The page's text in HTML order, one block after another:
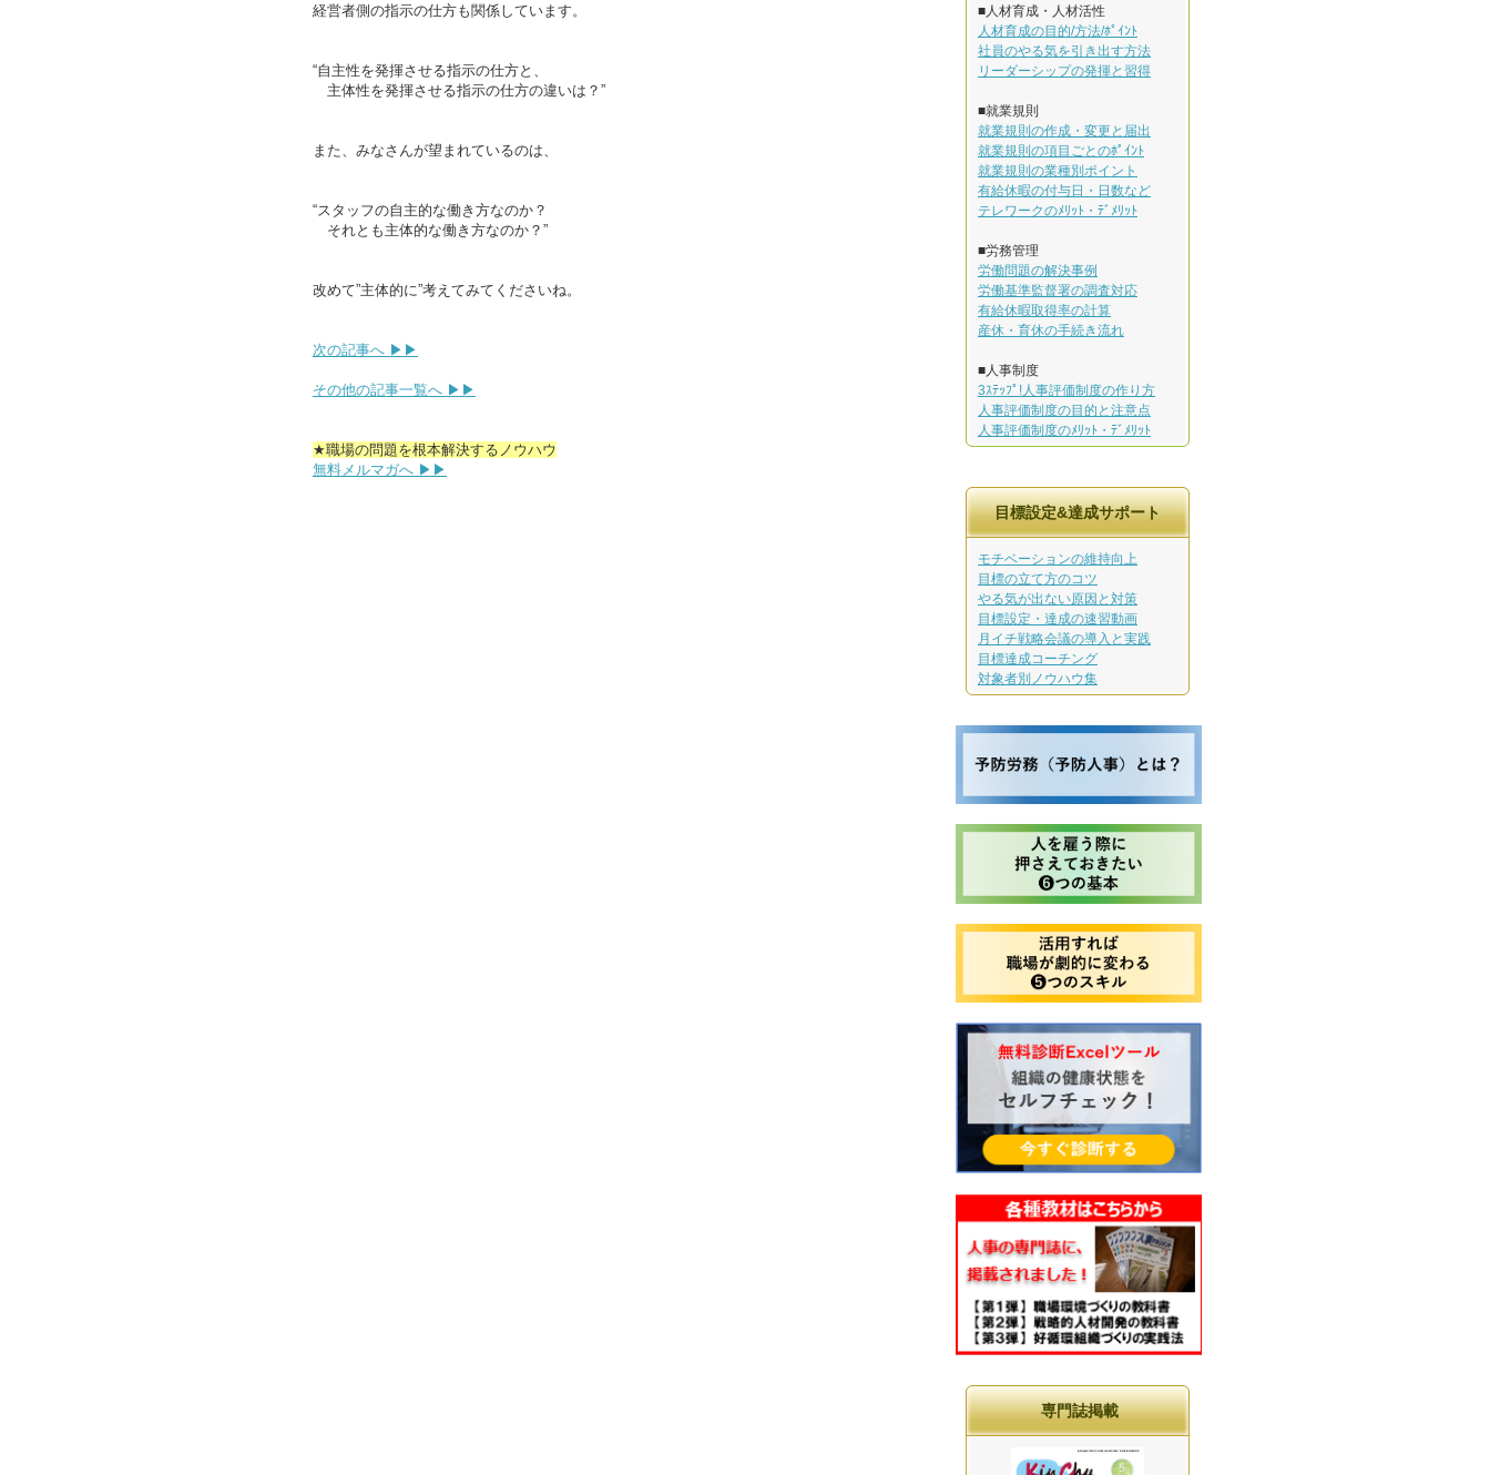
経営者側の指示の仕方も関係しています。
“自主性を発揮させる指示の仕方と、
主体性を発揮させる指示の仕方の違いは？”
また、みなさんが望まれているのは、
“スタッフの自主的な働き方なのか？
それとも主体的な働き方なのか？”
改めて”主体的に”考えてみてくださいね。
次の記事へ ▶▶
その他の記事一覧へ ▶▶
★職場の問題を根本解決するノウハウ
無料メルマガへ ▶▶
■人材育成・人材活性
人材育成の目的/方法/ﾎﾟｲﾝﾄ
社員のやる気を引き出す方法
リーダーシップの発揮と習得
■就業規則
就業規則の作成・変更と届出
就業規則の項目ごとのﾎﾟｲﾝﾄ
就業規則の業種別ポイント
有給休暇の付与日・日数など
テレワークのﾒﾘｯﾄ・ﾃﾞﾒﾘｯﾄ
■労務管理
労働問題の解決事例
労働基準監督署の調査対応
有給休暇取得率の計算
産休・育休の手続き流れ
■人事制度
3ｽﾃｯﾌﾟ!人事評価制度の作り方
人事評価制度の目的と注意点
人事評価制度のﾒﾘｯﾄ・ﾃﾞﾒﾘｯﾄ
目標設定&達成サポート
モチベーションの維持向上
目標の立て方のコツ
やる気が出ない原因と対策
目標設定・達成の速習動画
月イチ戦略会議の導入と実践
目標達成コーチング
対象者別ノウハウ集
専門誌掲載